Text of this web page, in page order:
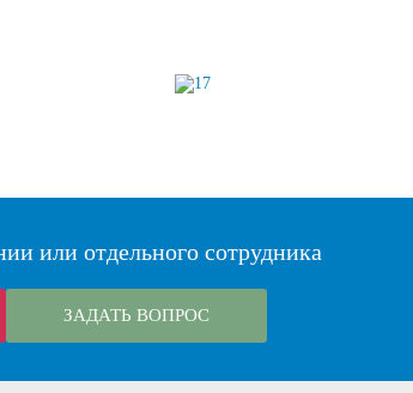
или отдельного сотрудника
ЗАДАТЬ ВОПРОС